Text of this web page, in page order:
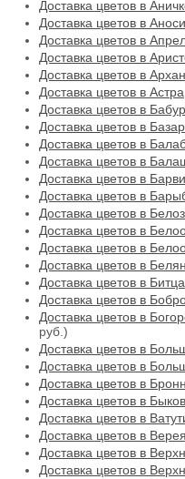
Доставка цветов в
Доставка цветов в
Доставка цветов в
Доставка цветов в
Доставка цветов в
Доставка цветов в Астра
Доставка цветов в
Доставка цветов в
Доставка цветов в
Доставка цветов в
Доставка цветов в
Доставка цветов в
Доставка цветов в
Доставка цветов в
Доставка цветов в
Доставка цветов в
Доставка цветов в Битца
Доставка цветов в
Доставка цветов в
руб.)
Доставка цветов в
Доставка цветов в
Доставка цветов в
Доставка цветов в
Доставка цветов в
Доставка цветов в Верея
Доставка цветов в
Доставка цветов в